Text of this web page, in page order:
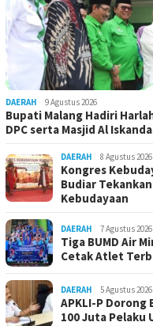
DAERAH 9 Agustus 2026
Bupati Malang Hadiri
DPC serta Masjid Al
DAERAH 8 Agustus 2026
Kongres
Budiar
Kebudayaan
DAERAH 7 Agustus 2026
Tiga BUMD Air
Cetak Atlet
DAERAH 5 Agustus 2026
APKLI-P Dorong
100 Juta Pelaku